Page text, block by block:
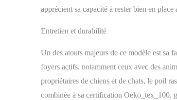
apprécient sa capacité à rester bien en
Entretien et durabilité
Un des atouts majeurs de ce modèle est sa
foyers actifs, notamment ceux avec des
propriétaires de chiens et de chats, le poil
combinée à sa certification Oeko_tex_100,